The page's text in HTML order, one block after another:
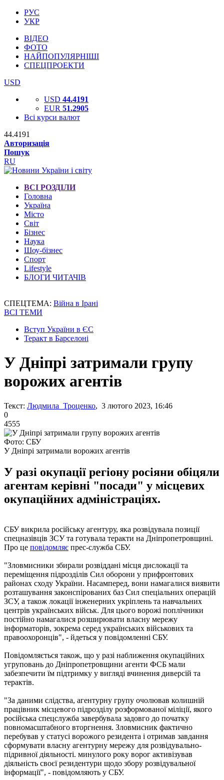
РУС
УКР
ВІДЕО
ФОТО
НАЙПОПУЛЯРНІШІ
СПЕЦПРОЕКТИ
USD
USD 44.4191
EUR 51.2905
Всі курси валют
44.4191
Авторизація
Пошук
RU
ВСІ РОЗДІЛИ
Головна
Україна
Місто
Світ
Бізнес
Наука
Шоу-бізнес
Спорт
Lifestyle
БЛОГИ ЧИТАЧІВ
СПЕЦТЕМА: Війна в Ірані
ВСІ ТЕМИ
Вступ України в ЄС
Теракт в Барселоні
У Дніпрі затримали групу
ворожих агентів
Текст: Людмила Троценко, 3 лютого 2023, 16:46
0
4555
Фото: СБУ
У Дніпрі затримали ворожих агентів
У разі окупації регіону росіяни обіцяли
агентам керівні "посади" у місцевих
окупаційних адміністраціях.
СБУ викрила російську агентуру, яка розвідувала позиції
спецназівців ЗСУ та готувала теракти на Дніпропетровщині.
Про це повідомляє прес-служба СБУ.
"Зловмисники збирали розвіддані місця дислокації та
переміщення підрозділів Сил оборони у прифронтових
районах сходу України. Насамперед, вони намагалися виявити
розташування законспірованих баз Сил спеціальних операцій
ЗСУ, а також локації інженерних укріплень та навчальних
центрів українських військ. Для цього ворожі поплічники
постійно намагалися розширювати власну мережу
інформаторів, зокрема серед українських військових та
правоохоронців", - йдеться у повідомленні СБУ.
Повідомляється також, що у разі наближення окупаційних
угруповань до Дніпропетровщини агенти ФСБ мали
забезпечити їм підтримку у вигляді вчинення диверсій та
терактів.
"За даними слідства, агентурну групу очолював колишній
працівник місцевого підрозділу розформованої міліції, якого
російська спецслужба завербувала задовго до початку
повномасштабного вторгнення. Зловмисник фактично
перебував у статусі ворожого резидента і отримав завдання
сформувати власну агентурну мережу для розвідувально-
підривної діяльності. минулого року ворог активізував
діяльність своєї резидентури щодо збору розвідувальної
інформації", - повідомляють у СБУ.